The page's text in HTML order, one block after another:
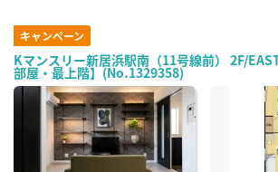
キャンペーン
Kマンスリー新居浜駅南（11号線前） 2F/
部屋・最上階】(No.1329358)